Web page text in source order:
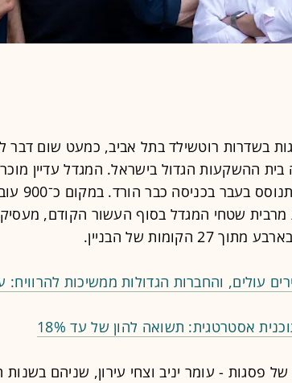
בשדרות רוטשילד בתל אביב, כמעט שום דבר
ההשקעות הגדול בישראל. המגדל עדיין
פסגות", אך השלט
שטחי המגדל בסוף העשור הקודם,
עולים, והחברות הגדולות ממשיכות להרוויח:
אסטרטגית: תשואה להון של עד 18%